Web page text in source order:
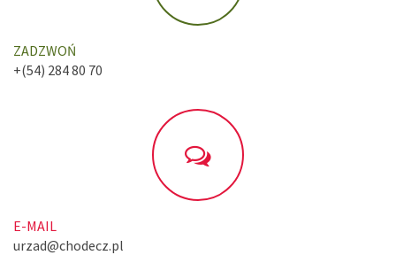
ZADZWOŃ
+(54) 284 80 70
E-MAIL
urzad@chodecz.pl